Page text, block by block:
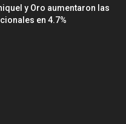
y Oro aumentaron las
en 4.7%